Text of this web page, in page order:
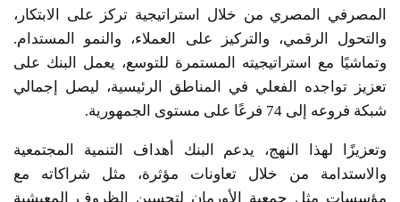
المصرفي المصري من خلال استراتيجية تركز على الابتكار،
والتحول الرقمي، والتركيز على العملاء، والنمو المستدام.
وتماشيًا مع استراتيجيته المستمرة للتوسع، يعمل البنك على
تعزيز تواجده الفعلي في المناطق الرئيسية، ليصل إجمالي
شبكة فروعه إلى 74 فرعًا على مستوى الجمهورية.
وتعزيزًا لهذا النهج، يدعم البنك أهداف التنمية المجتمعية
والاستدامة من خلال تعاونات مؤثرة، مثل شراكاته مع
مؤسسات مثل جمعية الأورمان لتحسين الظروف المعيشية